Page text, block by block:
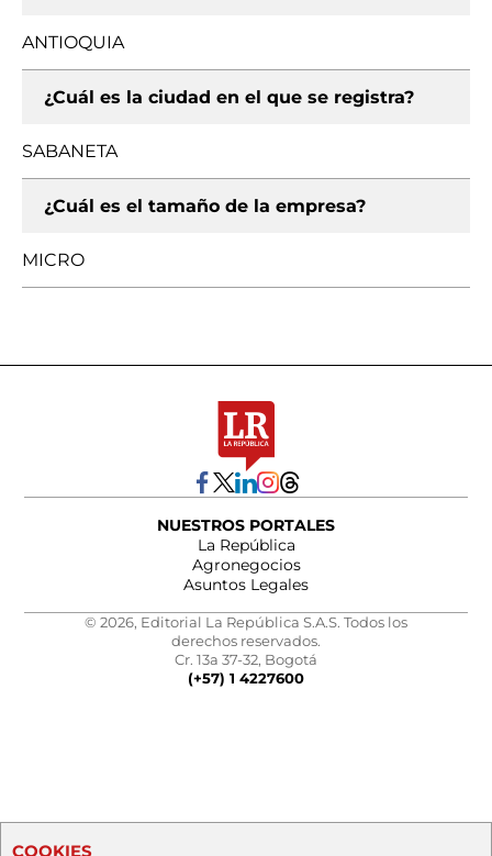
ANTIOQUIA
¿Cuál es la ciudad en el que se registra?
SABANETA
¿Cuál es el tamaño de la empresa?
MICRO
NUESTROS PORTALES
La República
Agronegocios
Asuntos Legales
© 2026, Editorial La República S.A.S. Todos los
derechos reservados.
Cr. 13a 37-32, Bogotá
(+57) 1 4227600
COOKIES